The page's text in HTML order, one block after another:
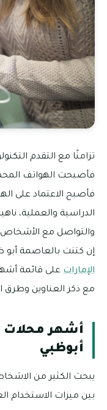
تزامنًا مع التقدم
فأصبحت الهواتف
فأصبح الاعتماد على
الدراسية والعملية،
والتواصل مع
إن كتنت بالعاصمة أبو
الإمارات على قائمة
مع ذكر العناوين وطرق
أشهر محلات
أبوظبي
يبحث الكثير من
بين ميزات الاستخدام